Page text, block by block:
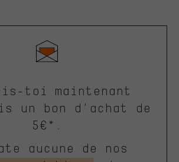
toi maintenant
un bon d'achat de
5€*.
aucune de nos